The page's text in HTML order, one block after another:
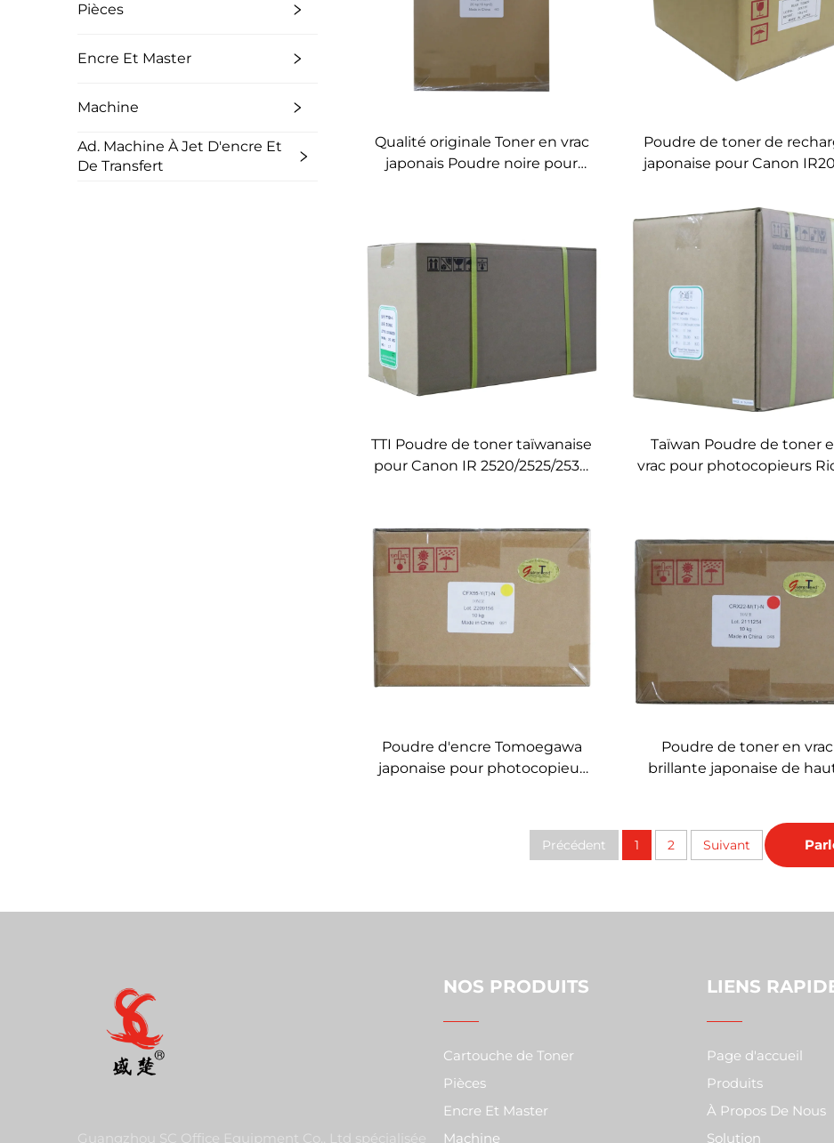
Pièces
Encre Et Master
Machine
Ad. Machine À Jet D'encre Et
De Transfert
Qualité originale Toner en vrac
japonais Poudre noire pour
Poudre de toner de
japonaise pour Canon
IR2520/2525/2530 IR2002/
IR8085/8105
IR4525/4535/4545/2620
TTI Poudre de toner taïwanaise
pour Canon IR 2520/2525/2530
Taïwan Poudre de toner
vrac pour photocopieurs
Poudre d'encre Tomoegawa
japonaise pour photocopieur
C2275/3375/4475/5575
Poudre de toner en vrac
brillante japonaise de
DC SC2020 SC2022
de toner
Précédent 1 2 Suivant
Guangzhou SC Office Equipment Co., Ltd spécialisée
NOS PRODUITS
Cartouche de Toner
Pièces
Encre Et Master
Machine
LIENS
Page d'accueil
Produits
À Propos De Nous
Solution